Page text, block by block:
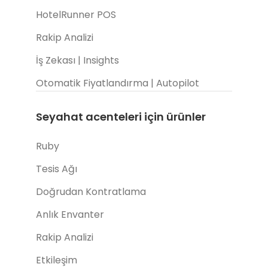
HotelRunner POS
Rakip Analizi
İş Zekası | Insights
Otomatik Fiyatlandırma | Autopilot
Seyahat acenteleri için ürünler
Ruby
Tesis Ağı
Doğrudan Kontratlama
Anlık Envanter
Rakip Analizi
Etkileşim